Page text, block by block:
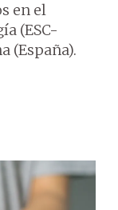
en el
(ESC-
(España).